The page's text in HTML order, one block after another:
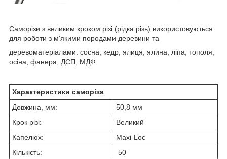
Саморізи з великим кроком різі (рідка різь) використовуються
для роботи з м'якими породами деревини та
деревоматеріалами: сосна, кедр, ялиця, ялина, ліпа, тополя,
осіна, фанера, ДСП, МДФ
Характеристики саморіза
Довжина, мм:
50,8 мм
Крок різі:
Великий
Капелюх:
Maxi-Loc
Кількість:
50